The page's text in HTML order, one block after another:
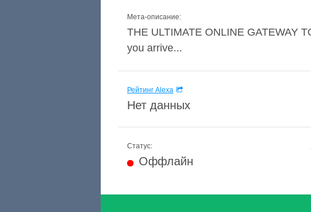
Мета-описание:
THE ULTIMATE ONLINE GATEWAY
you arrive...
Рейтинг Alexa
Нет данных
Статус:
Оффлайн